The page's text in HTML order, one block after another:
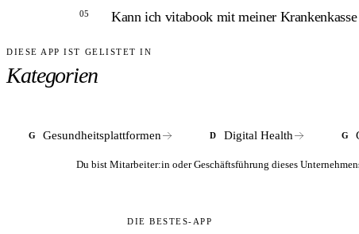
Für gesetzlich und privat Versicherte, die eigene
05 Kann ich vitabook mit meiner
ANTWORT
Eine direkte Konnektivität zu Krankenkassen
DIESE APP IST GELISTET IN
Kategorien
G Gesundheitsplattformen D Digital Health G
Du bist Mitarbeiter:in oder Geschäftsführung dieses
DIE BESTES-APP